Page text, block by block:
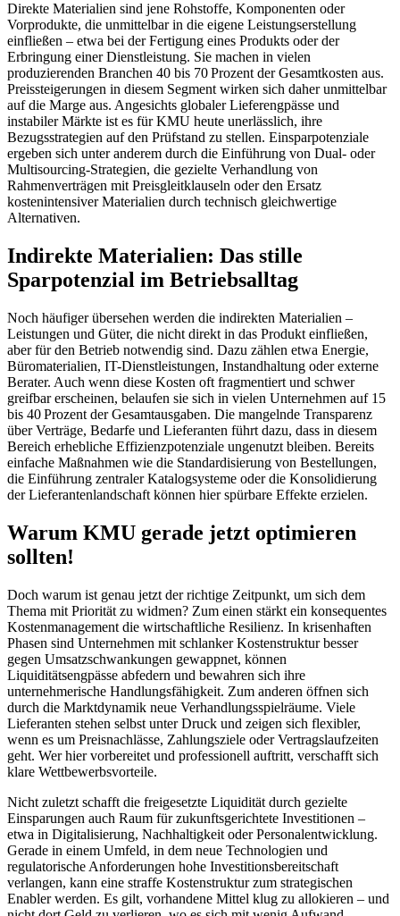
Direkte Materialien sind jene Rohstoffe, Komponenten oder
Vorprodukte, die unmittelbar in die eigene Leistungserstellung
einfließen – etwa bei der Fertigung eines Produkts oder der
Erbringung einer Dienstleistung. Sie machen in vielen
produzierenden Branchen 40 bis 70 Prozent der Gesamtkosten aus.
Preissteigerungen in diesem Segment wirken sich daher unmittelbar
auf die Marge aus. Angesichts globaler Lieferengpässe und
instabiler Märkte ist es für KMU heute unerlässlich, ihre
Bezugsstrategien auf den Prüfstand zu stellen. Einsparpotenziale
ergeben sich unter anderem durch die Einführung von Dual- oder
Multisourcing-Strategien, die gezielte Verhandlung von
Rahmenverträgen mit Preisgleitklauseln oder den Ersatz
kostenintensiver Materialien durch technisch gleichwertige
Alternativen.
Indirekte Materialien: Das stille
Sparpotenzial im Betriebsalltag
Noch häufiger übersehen werden die indirekten Materialien –
Leistungen und Güter, die nicht direkt in das Produkt einfließen,
aber für den Betrieb notwendig sind. Dazu zählen etwa Energie,
Büromaterialien, IT-Dienstleistungen, Instandhaltung oder externe
Berater. Auch wenn diese Kosten oft fragmentiert und schwer
greifbar erscheinen, belaufen sie sich in vielen Unternehmen auf 15
bis 40 Prozent der Gesamtausgaben. Die mangelnde Transparenz
über Verträge, Bedarfe und Lieferanten führt dazu, dass in diesem
Bereich erhebliche Effizienzpotenziale ungenutzt bleiben. Bereits
einfache Maßnahmen wie die Standardisierung von Bestellungen,
die Einführung zentraler Katalogsysteme oder die Konsolidierung
der Lieferantenlandschaft können hier spürbare Effekte erzielen.
Warum KMU gerade jetzt optimieren
sollten!
Doch warum ist genau jetzt der richtige Zeitpunkt, um sich dem
Thema mit Priorität zu widmen? Zum einen stärkt ein konsequentes
Kostenmanagement die wirtschaftliche Resilienz. In krisenhaften
Phasen sind Unternehmen mit schlanker Kostenstruktur besser
gegen Umsatzschwankungen gewappnet, können
Liquiditätsengpässe abfedern und bewahren sich ihre
unternehmerische Handlungsfähigkeit. Zum anderen öffnen sich
durch die Marktdynamik neue Verhandlungsspielräume. Viele
Lieferanten stehen selbst unter Druck und zeigen sich flexibler,
wenn es um Preisnachlässe, Zahlungsziele oder Vertragslaufzeiten
geht. Wer hier vorbereitet und professionell auftritt, verschafft sich
klare Wettbewerbsvorteile.
Nicht zuletzt schafft die freigesetzte Liquidität durch gezielte
Einsparungen auch Raum für zukunftsgerichtete Investitionen –
etwa in Digitalisierung, Nachhaltigkeit oder Personalentwicklung.
Gerade in einem Umfeld, in dem neue Technologien und
regulatorische Anforderungen hohe Investitionsbereitschaft
verlangen, kann eine straffe Kostenstruktur zum strategischen
Enabler werden. Es gilt, vorhandene Mittel klug zu allokieren – und